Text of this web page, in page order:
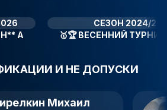
А
СЕЗОН 2024/
🥇🏆ВЕСЕННИЙ
И НЕ ДОПУСКИ
Михаил